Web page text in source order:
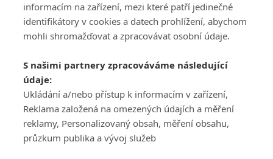
PŘIHLÁSIT
REGISTROVAT
DISKUZE
Šéfredaktorkou webu jePetr Slavík, e-mailserialy@fandimefilmu.cz
Máte-li zájem o inzerci na našem webu napište nám na e-mail
studio@koncal.com
Ochrana osobních údajů|Zásady používání cookies |Pravidla webu
Upravit nastavení soukromí
informacím na zařízení, mezi které patří jedinečné
identifikátory v cookies a datech prohlížení, abychom
mohli shromažďovat a zpracovávat osobní údaje.
S našimi partnery zpracováváme následující
údaje:
Ukládání a/nebo přístup k informacím v zařízení,
Reklama založená na omezených údajích a měření
reklamy, Personalizovaný obsah, měření obsahu,
průzkum publika a vývoj služeb